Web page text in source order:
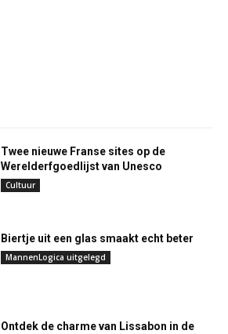
Twee nieuwe Franse sites op de
Werelderfgoedlijst van Unesco
Cultuur
Biertje uit een glas smaakt echt beter
MannenLogica uitgelegd
Ontdek de charme van Lissabon in de